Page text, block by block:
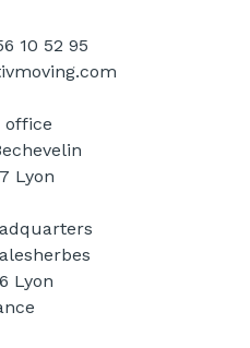
10 52 95
office
Lyon
Lyon